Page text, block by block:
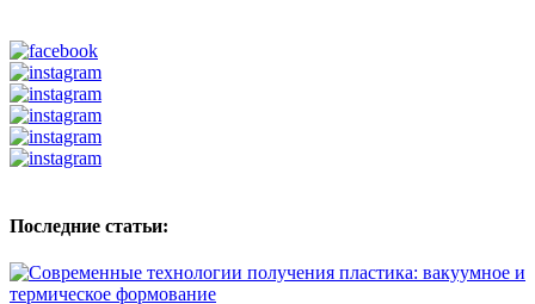
Последние статьи: